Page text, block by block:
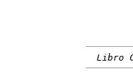
Libro